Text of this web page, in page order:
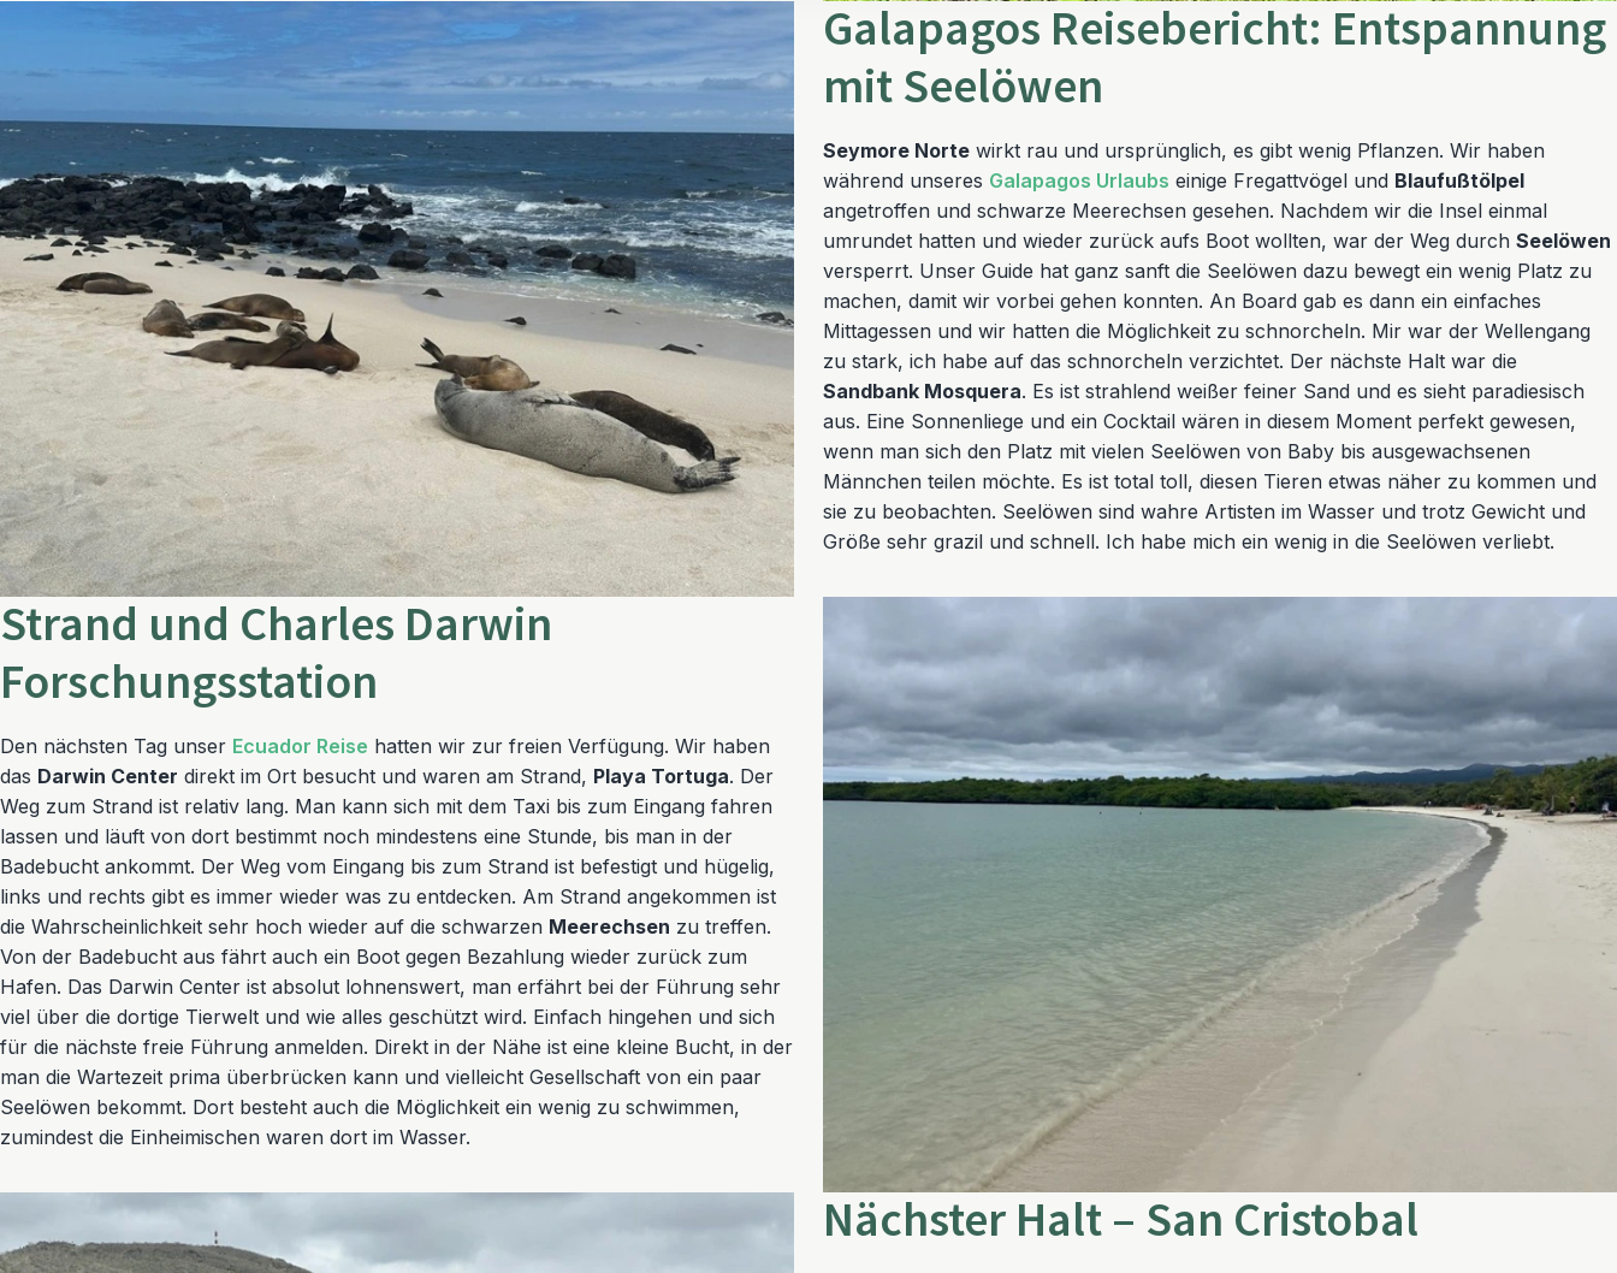
Galapagos Reisebericht: Entspannung
mit Seelöwen
Seymore Norte wirkt rau und ursprünglich, es gibt wenig Pflanzen. Wir haben
während unseres Galapagos Urlaubs einige Fregattvögel und Blaufußtölpel
angetroffen und schwarze Meerechsen gesehen. Nachdem wir die Insel einmal
umrundet hatten und wieder zurück aufs Boot wollten, war der Weg durch Seelöwen
versperrt. Unser Guide hat ganz sanft die Seelöwen dazu bewegt ein wenig Platz zu
machen, damit wir vorbei gehen konnten. An Board gab es dann ein einfaches
Mittagessen und wir hatten die Möglichkeit zu schnorcheln. Mir war der Wellengang
zu stark, ich habe auf das schnorcheln verzichtet. Der nächste Halt war die
Sandbank Mosquera. Es ist strahlend weißer feiner Sand und es sieht paradiesisch
aus. Eine Sonnenliege und ein Cocktail wären in diesem Moment perfekt gewesen,
wenn man sich den Platz mit vielen Seelöwen von Baby bis ausgewachsenen
Männchen teilen möchte. Es ist total toll, diesen Tieren etwas näher zu kommen und
sie zu beobachten. Seelöwen sind wahre Artisten im Wasser und trotz Gewicht und
Größe sehr grazil und schnell. Ich habe mich ein wenig in die Seelöwen verliebt.
Strand und Charles Darwin
Forschungsstation
Den nächsten Tag unser Ecuador Reise hatten wir zur freien Verfügung. Wir haben
das Darwin Center direkt im Ort besucht und waren am Strand, Playa Tortuga. Der
Weg zum Strand ist relativ lang. Man kann sich mit dem Taxi bis zum Eingang fahren
lassen und läuft von dort bestimmt noch mindestens eine Stunde, bis man in der
Badebucht ankommt. Der Weg vom Eingang bis zum Strand ist befestigt und hügelig,
links und rechts gibt es immer wieder was zu entdecken. Am Strand angekommen ist
die Wahrscheinlichkeit sehr hoch wieder auf die schwarzen Meerechsen zu treffen.
Von der Badebucht aus fährt auch ein Boot gegen Bezahlung wieder zurück zum
Hafen. Das Darwin Center ist absolut lohnenswert, man erfährt bei der Führung sehr
viel über die dortige Tierwelt und wie alles geschützt wird. Einfach hingehen und sich
für die nächste freie Führung anmelden. Direkt in der Nähe ist eine kleine Bucht, in der
man die Wartezeit prima überbrücken kann und vielleicht Gesellschaft von ein paar
Seelöwen bekommt. Dort besteht auch die Möglichkeit ein wenig zu schwimmen,
zumindest die Einheimischen waren dort im Wasser.
Nächster Halt – San Cristobal